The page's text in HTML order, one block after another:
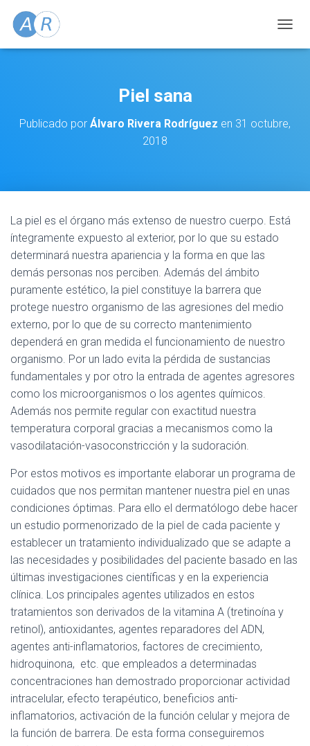
A
M
E
A
Piel sana
Publicado por Álvaro Rivera Rodríguez en 31 octubre,
2018
La piel es el órgano más extenso de nuestro cuerpo. Está
íntegramente expuesto al exterior, por lo que su estado
determinará nuestra apariencia y la forma en que las
demás personas nos perciben. Además del ámbito
puramente estético, la piel constituye la barrera que
protege nuestro organismo de las agresiones del medio
externo, por lo que de su correcto mantenimiento
dependerá en gran medida el funcionamiento de nuestro
organismo. Por un lado evita la pérdida de sustancias
fundamentales y por otro la entrada de agentes agresores
como los microorganismos o los agentes químicos.
Además nos permite regular con exactitud nuestra
temperatura corporal gracias a mecanismos como la
vasodilatación-vasoconstricción y la sudoración.
Por estos motivos es importante elaborar un programa de
cuidados que nos permitan mantener nuestra piel en unas
condiciones óptimas. Para ello el dermatólogo debe hacer
un estudio pormenorizado de la piel de cada paciente y
establecer un tratamiento individualizado que se adapte a
las necesidades y posibilidades del paciente basado en las
últimas investigaciones científicas y en la experiencia
clínica. Los principales agentes utilizados en estos
tratamientos son derivados de la vitamina A (tretinoína y
retinol), antioxidantes, agentes reparadores del ADN,
agentes anti-inflamatorios, factores de crecimiento,
hidroquinona, etc. que empleados a determinadas
concentraciones han demostrado proporcionar actividad
intracelular, efecto terapéutico, beneficios anti-
inflamatorios, activación de la función celular y mejora de
la función de barrera. De esta forma conseguiremos